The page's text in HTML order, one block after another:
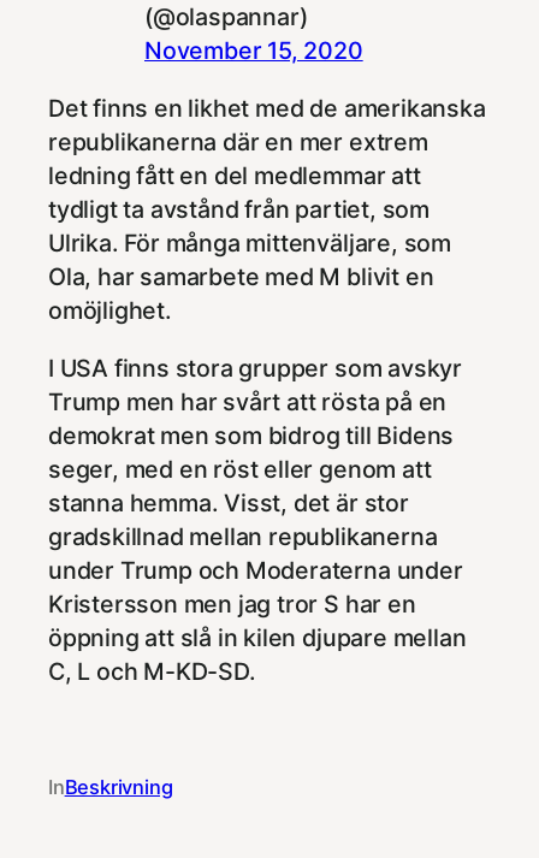
(@olaspannar)
November 15, 2020
Det finns en likhet med de amerikanska
republikanerna där en mer extrem
ledning fått en del medlemmar att
tydligt ta avstånd från partiet, som
Ulrika. För många mittenväljare, som
Ola, har samarbete med M blivit en
omöjlighet.
I USA finns stora grupper som avskyr
Trump men har svårt att rösta på en
demokrat men som bidrog till Bidens
seger, med en röst eller genom att
stanna hemma. Visst, det är stor
gradskillnad mellan republikanerna
under Trump och Moderaterna under
Kristersson men jag tror S har en
öppning att slå in kilen djupare mellan
C, L och M-KD-SD.
InBeskrivning